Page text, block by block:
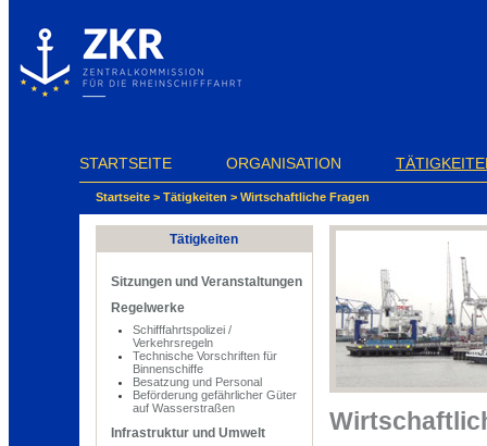
STARTSEITE ORGANISATION
Startseite > Tätigkeiten > Wirtschaftliche Fragen
Tätigkeiten
Sitzungen und Veranstaltungen
Regelwerke
Schifffahrtspolizei /
Verkehrsregeln
Technische Vorschriften für
Binnenschiffe
Besatzung und Personal
Beförderung gefährlicher Güter
auf Wasserstraßen
Infrastruktur und Umwelt